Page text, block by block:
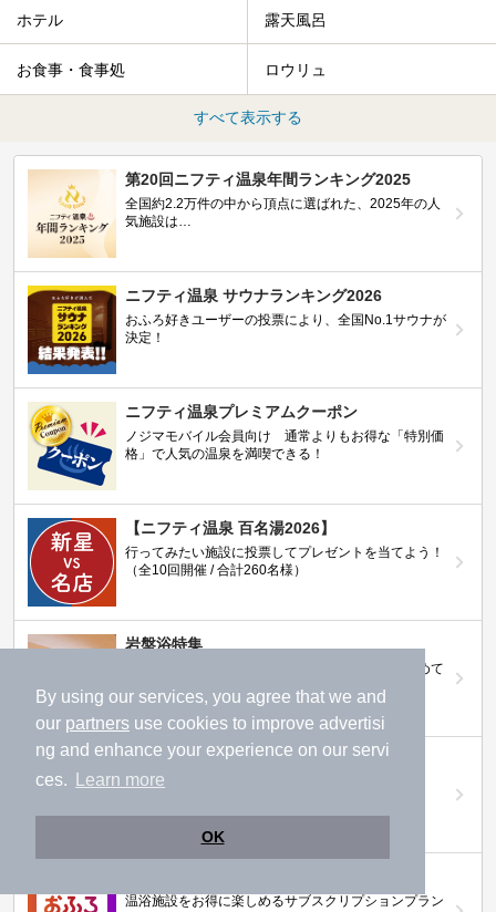
By using our services, you agree that we and
our partners use cookies to improve advertisi
ng and enhance your experience on our servi
ces.
Learn more
OK
ホテル 露天風呂
お食事・食事処 ロウリュ
すべて表示する
第20回ニフティ温泉年間ランキング2025
全国約2.2万件の中から頂点に選ばれた、2025年の人
気施設は…
ニフティ温泉 サウナランキング2026
おふろ好きユーザーの投票により、全国No.1サウナが
決定！
ニフティ温泉プレミアムクーポン
ノジマモバイル会員向け 通常よりもお得な「特別価
格」で人気の温泉を満喫できる！
【ニフティ温泉 百名湯2026】
行ってみたい施設に投票してプレゼントを当てよう！
（全10回開催 / 合計260名様）
岩盤浴特集
日本全国の岩盤浴情報だけをピックアップ。まとめて
ニフティ温泉ニュース
温泉にもっと行きたくなる！お得な情報を掲載中
温浴施設をお得に楽しめるサブスクリプションプラン